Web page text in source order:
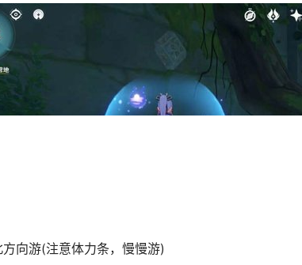
向游(注意体力条，慢慢游)